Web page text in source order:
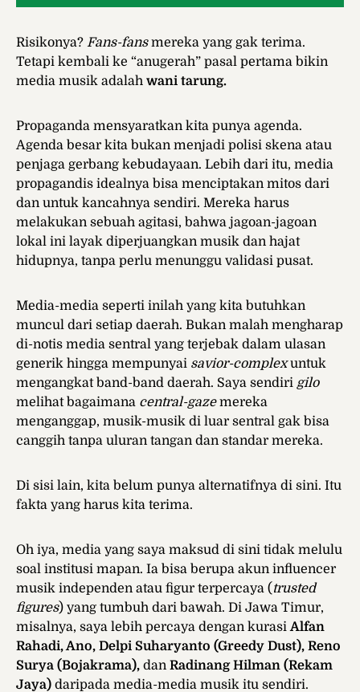
Risikonya? Fans-fansmereka yang gak terima.
Tetapi kembali ke “anugerah” pasal pertama bikin
media musik adalah wani tarung.
Propaganda mensyaratkan kita punya agenda.
Agenda besar kita bukan menjadi polisi skena atau
penjaga gerbang kebudayaan. Lebih dari itu, media
propagandis idealnya bisa menciptakan mitos dari
dan untuk kancahnya sendiri. Mereka harus
melakukan sebuah agitasi, bahwa jagoan-jagoan
lokal ini layak diperjuangkan musik dan hajat
hidupnya, tanpa perlu menunggu validasi pusat.
Media-media seperti inilah yang kita butuhkan
muncul dari setiap daerah. Bukan malah mengharap
di-notis media sentral yang terjebak dalam ulasan
generik hingga mempunyai savior-complexuntuk
mengangkat band-band daerah. Saya sendiri gilo
melihat bagaimana central-gazemereka
menganggap, musik-musik di luar sentral gak bisa
canggih tanpa uluran tangan dan standar mereka.
Di sisi lain, kita belum punya alternatifnya di sini. Itu
fakta yang harus kita terima.
Oh iya, media yang saya maksud di sini tidak melulu
soal institusi mapan. Ia bisa berupa akun influencer
musik independen atau figur terpercaya ( trusted
figures) yang tumbuh dari bawah. Di Jawa Timur,
misalnya, saya lebih percaya dengan kurasiAlfan
Rahadi, Ano, Delpi Suharyanto (Greedy Dust), Reno
Surya (Bojakrama), dan Radinang Hilman (Rekam
Jaya) daripada media-media musik itu sendiri.